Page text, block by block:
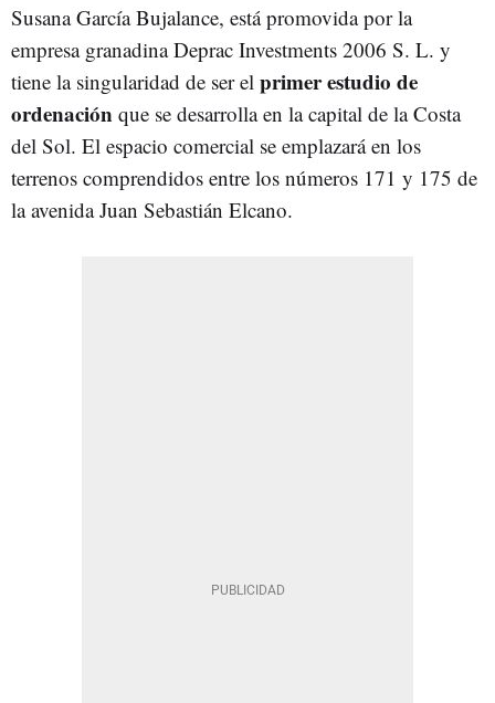
Susana García Bujalance, está promovida por la
empresa granadina Deprac Investments 2006 S. L. y
tiene la singularidad de ser el primer estudio de
ordenación que se desarrolla en la capital de la Costa
del Sol. El espacio comercial se emplazará en los
terrenos comprendidos entre los números 171 y 175 de
la avenida Juan Sebastián Elcano.